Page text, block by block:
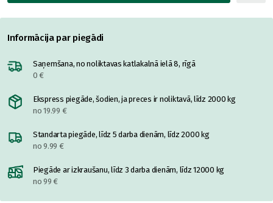
Informācija par piegādi
Saņemšana, no noliktavas katlakalnā ielā 8, rīgā
0 €
Ekspress piegāde, šodien, ja preces ir noliktavā, līdz 2000 kg
no 19.99 €
Standarta piegāde, līdz 5 darba dienām, līdz 2000 kg
no 9.99 €
Piegāde ar izkraušanu, līdz 3 darba dienām, līdz 12000 kg
no 99 €